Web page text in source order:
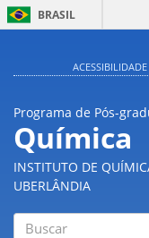
BRASIL
ACESSIBILIDADE
Programa de Pós-
Química
INSTITUTO DE
UBERLÂNDIA